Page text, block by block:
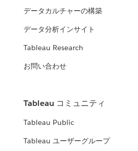
データカルチャーの構築
データ分析インサイト
Tableau Research
お問い合わせ
Tableau コミュニティ
Tableau Public
Tableau ユーザーグループ